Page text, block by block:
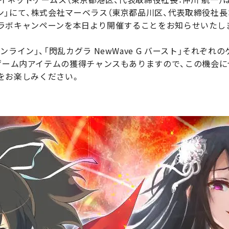
にて、株式会社マーベラス（東京都品川区、代表取締役社長
ボキャンペーンを本日より開催することをお知らせいたし
ライン」、「閃乱カグラ NewWave G バースト」それぞれ
ム内アイテムの獲得チャンスもありますので、この機会に
楽しみください。